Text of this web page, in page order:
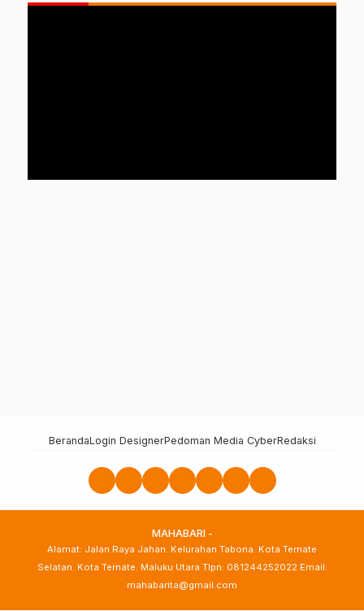
BerandaLogin DesignerPedoman Media CyberRedaksi
MAHABARI -
Alamat: Jalan Raya Jahan. Kelurahan Tabona. Kota Ternate
Selatan. Kota Ternate. Maluku Utara Tlpn: 081244252022 Email:
mahabarita@gmail.com